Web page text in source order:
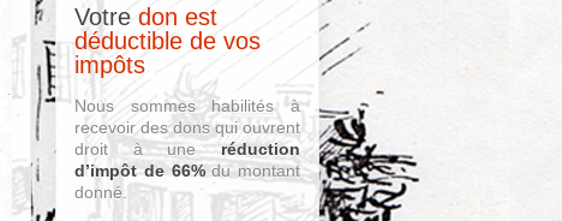
Votre don est
déductible de vos
impôts
Nous sommes habilités à
recevoir des dons qui ouvrent
droit à uneréduction
d’impôt de 66% du montant
donné.